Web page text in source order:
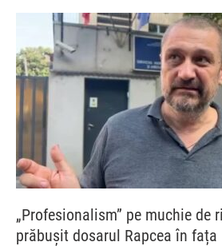
„Profesionalism” pe muchie de
prăbușit dosarul Rapcea în